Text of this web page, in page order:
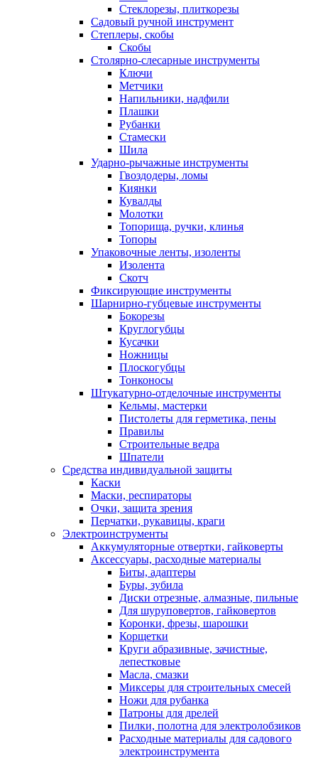
Стеклорезы, плиткорезы
Садовый ручной инструмент
Степлеры, скобы
Скобы
Столярно-слесарные инструменты
Ключи
Метчики
Напильники, надфили
Плашки
Рубанки
Стамески
Шила
Ударно-рычажные инструменты
Гвоздодеры, ломы
Киянки
Кувалды
Молотки
Топорища, ручки, клинья
Топоры
Упаковочные ленты, изоленты
Изолента
Скотч
Фиксирующие инструменты
Шарнирно-губцевые инструменты
Бокорезы
Круглогубцы
Кусачки
Ножницы
Плоскогубцы
Тонконосы
Штукатурно-отделочные инструменты
Кельмы, мастерки
Пистолеты для герметика, пены
Правилы
Строительные ведра
Шпатели
Средства индивидуальной защиты
Каски
Маски, респираторы
Очки, защита зрения
Перчатки, рукавицы, краги
Электроинструменты
Аккумуляторные отвертки, гайковерты
Аксессуары, расходные материалы
Биты, адаптеры
Буры, зубила
Диски отрезные, алмазные, пильные
Для шуруповертов, гайковертов
Коронки, фрезы, шарошки
Корщетки
Круги абразивные, зачистные,
лепестковые
Масла, смазки
Миксеры для строительных смесей
Ножи для рубанка
Патроны для дрелей
Пилки, полотна для электролобзиков
Расходные материалы для садового
электроинструмента